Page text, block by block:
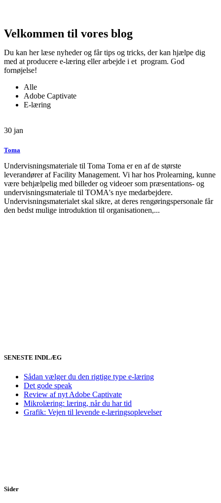
Velkommen til vores blog
Du kan her læse nyheder og får tips og tricks, der kan hjælpe dig
med at producere e-læring eller arbejde i et program. God
fornøjelse!
Alle
Adobe Captivate
E-læring
30 jan
Toma
Undervisningsmateriale til Toma Toma er en af de største
leverandører af Facility Management. Vi har hos Prolearning, kunne
være behjælpelig med billeder og videoer som præsentations- og
undervisningsmateriale til TOMA's nye medarbejdere.
Undervisningsmaterialet skal sikre, at deres rengøringspersonale får
den bedst mulige introduktion til organisationen,...
SENESTE INDLÆG
Sådan vælger du den rigtige type e-læring
Det gode speak
Review af nyt Adobe Captivate
Mikrolæring: læring, når du har tid
Grafik: Vejen til levende e-læringsoplevelser
Sider